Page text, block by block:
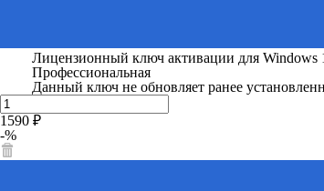
Лицензионный ключ активации для Windows
Профессиональная
Данный ключ не обновляет ранее
1590 ₽
-%